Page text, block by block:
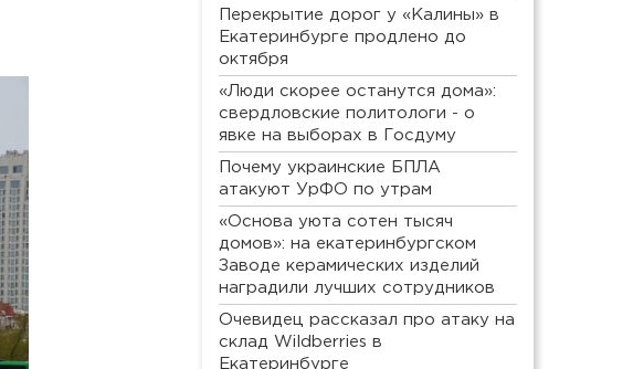
Перекрытие дорог у «Калины» в
Екатеринбурге продлено до
октября
«Люди скорее останутся дома»:
свердловские политологи - о
явке на выборах в Госдуму
Почему украинские БПЛА
атакуют УрФО по утрам
«Основа уюта сотен тысяч
домов»: на екатеринбургском
Заводе керамических изделий
наградили лучших сотрудников
Очевидец рассказал про атаку на
склад Wildberries в
Екатеринбурге